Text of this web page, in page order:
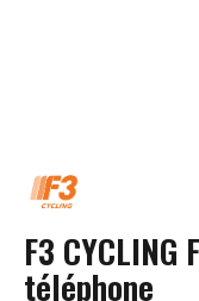
F3
téléphone